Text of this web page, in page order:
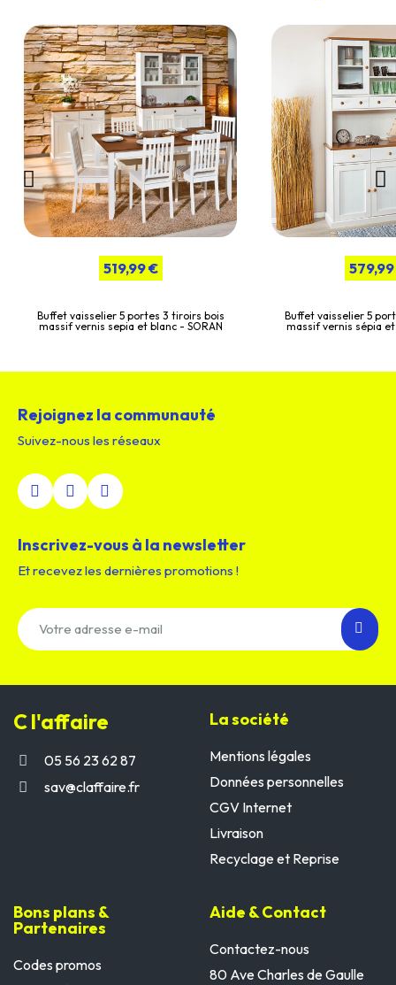
519,99 €
Buffet vaisselier 5 portes 3 tiroirs bois
massif vernis sepia et blanc - SORAN
Buffet vaisselier 5
massif vernis sépia et
Rejoignez la communauté
Suivez-nous les réseaux
Inscrivez-vous à la newsletter
Et recevez les dernières promotions !
C l'affaire
05 56 23 62 87
sav@claffaire.fr
La société
Mentions légales
Données personnelles
CGV Internet
Livraison
Recyclage et Reprise
Bons plans &
Partenaires
Codes promos
Aide & Contact
Contactez-nous
80 Ave Charles de Gaulle